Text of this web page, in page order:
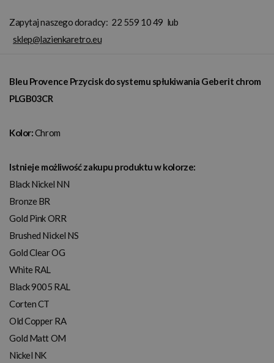
Zapytaj naszego doradcy: 22 559 10 49 lub
sklep@lazienkaretro.eu
Bleu Provence Przycisk do systemu spłukiwania Geberit chrom
PLGB03CR
Kolor:Chrom
Istnieje możliwość zakupu produktu w kolorze:
Black Nickel NN
Bronze BR
Gold Pink ORR
Brushed Nickel NS
Gold Clear OG
White RAL
Black 9005 RAL
Corten CT
Old Copper RA
Gold Matt OM
Nickel NK